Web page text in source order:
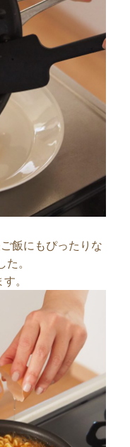
飯にもぴったりな
。
。